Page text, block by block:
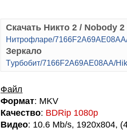
Скачать Никто 2 / Nobody 2
Hитpoфлape/
Зеркало
Tуpбoбит/7166F2A69AE08AA/
Файл
Формат: MKV
Качество: BDRip 1080p
Видео: 10.6 Mb/s, 1920x804,